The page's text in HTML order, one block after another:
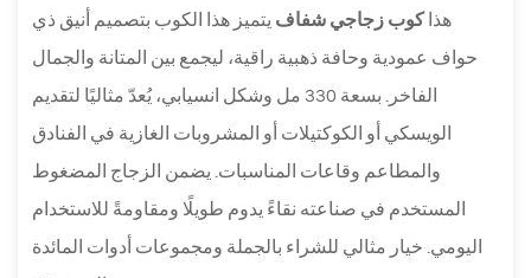
هذا كوب زجاجي شفاف يتميز هذا الكوب بتصميم أنيق ذي
حواف عمودية وحافة ذهبية راقية، ليجمع بين المتانة والجمال
الفاخر. بسعة 330 مل وشكل انسيابي، يُعدّ مثاليًا لتقديم
الويسكي أو الكوكتيلات أو المشروبات الغازية في الفنادق
والمطاعم وقاعات المناسبات. يضمن الزجاج المضغوط
المستخدم في صناعته نقاءً يدوم طويلًا ومقاومةً للاستخدام
اليومي. خيار مثالي للشراء بالجملة ومجموعات أدوات المائدة